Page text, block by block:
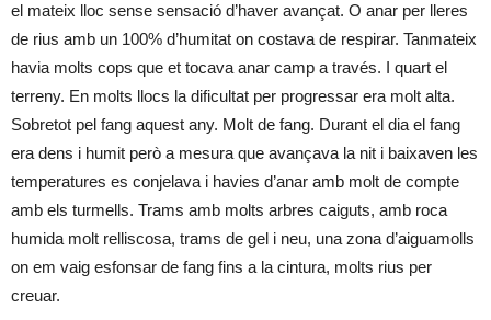
el mateix lloc sense sensació d’haver avançat. O anar per lleres
de rius amb un 100% d’humitat on costava de respirar. Tanmateix
havia molts cops que et tocava anar camp a través. I quart el
terreny. En molts llocs la dificultat per progressar era molt alta.
Sobretot pel fang aquest any. Molt de fang. Durant el dia el fang
era dens i humit però a mesura que avançava la nit i baixaven les
temperatures es conjelava i havies d’anar amb molt de compte
amb els turmells. Trams amb molts arbres caiguts, amb roca
humida molt relliscosa, trams de gel i neu, una zona d’aiguamolls
on em vaig esfonsar de fang fins a la cintura, molts rius per
creuar.